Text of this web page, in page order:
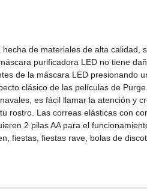
de materiales de alta
purificadora LED no tiene
de la máscara LED presionando
clásico de las películas de
es fácil llamar la atención y
rostro. Las correas elásticas con
2 pilas AA para el
fiestas, fiestas rave, bolas de